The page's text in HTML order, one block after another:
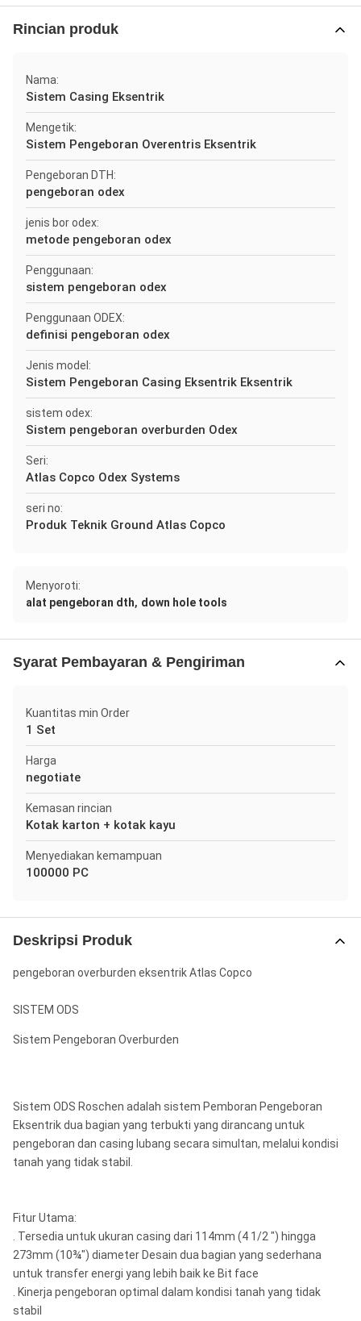
Rincian produk
Nama:
Sistem Casing Eksentrik
Mengetik:
Sistem Pengeboran Overentris Eksentrik
Pengeboran DTH:
pengeboran odex
jenis bor odex:
metode pengeboran odex
Penggunaan:
sistem pengeboran odex
Penggunaan ODEX:
definisi pengeboran odex
Jenis model:
Sistem Pengeboran Casing Eksentrik Eksentrik
sistem odex:
Sistem pengeboran overburden Odex
Seri:
Atlas Copco Odex Systems
seri no:
Produk Teknik Ground Atlas Copco
Menyoroti:
alat pengeboran dth, down hole tools
Syarat Pembayaran & Pengiriman
Kuantitas min Order
1 Set
Harga
negotiate
Kemasan rincian
Kotak karton + kotak kayu
Menyediakan kemampuan
100000 PC
Deskripsi Produk
pengeboran overburden eksentrik Atlas Copco
SISTEM ODS
Sistem Pengeboran Overburden
Sistem ODS Roschen adalah sistem Pemboran Pengeboran
Eksentrik dua bagian yang terbukti yang dirancang untuk
pengeboran dan casing lubang secara simultan, melalui kondisi
tanah yang tidak stabil.
Fitur Utama:
Tersedia untuk ukuran casing dari 114mm (4 1/2 ") hingga
273mm (10¾") diameter Desain dua bagian yang sederhana
untuk transfer energi yang lebih baik ke Bit face
Kinerja pengeboran optimal dalam kondisi tanah yang tidak
stabil